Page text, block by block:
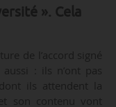
». Cela
de l’accord signé
: ils n’ont pas
ils attendent la
son contenu vont